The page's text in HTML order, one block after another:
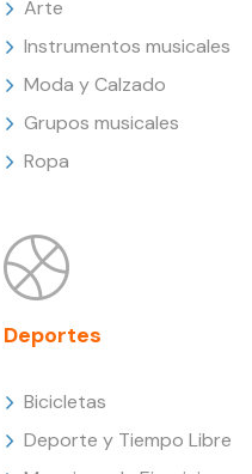
Arte
Instrumentos musicales
Moda y Calzado
Grupos musicales
Ropa
Deportes
Bicicletas
Deporte y Tiempo Libre